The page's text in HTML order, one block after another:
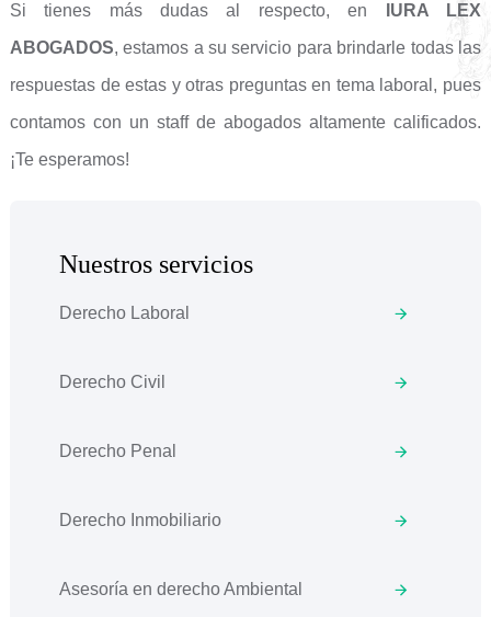
Si tienes más dudas al respecto, en IURA LEX
ABOGADOS, estamos a su servicio para brindarle todas las
respuestas de estas y otras preguntas en tema laboral, pues
contamos con un staff de abogados altamente calificados.
¡Te esperamos!
Nuestros servicios
Derecho Laboral
Derecho Civil
Derecho Penal
Derecho Inmobiliario
Asesoría en derecho Ambiental